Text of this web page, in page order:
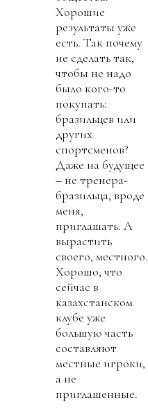
Хорошие
результаты уже
есть. Так почему
не сделать так,
чтобы не надо
было кого-то
покупать:
бразильцев или
других
спортсменов?
Даже на будущее
– не тренера-
бразильца, вроде
меня,
приглашать. А
вырастить
своего, местного.
Хорошо, что
сейчас в
казахстанском
клубе уже
большую часть
составляют
местные игроки,
а не
приглашенные.